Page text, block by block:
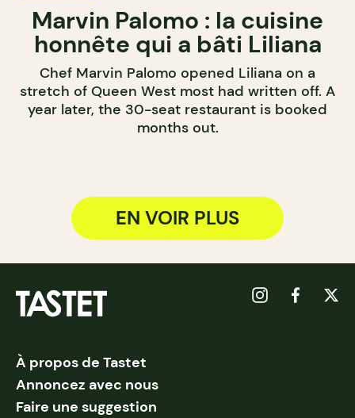
Marvin Palomo : la cuisine
honnête qui a bâti Liliana
Chef Marvin Palomo opened Liliana on a
stretch of Queen West most had written off. A
year later, the 30-seat restaurant is booked
months out.
EN VOIR PLUS
À propos de Tastet
Annoncez avec nous
Faire une suggestion